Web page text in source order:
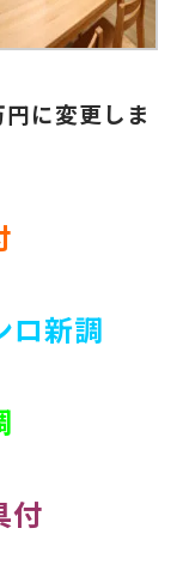
円に変更しま
ロ新調
付